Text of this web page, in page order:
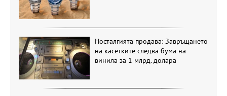
Носталгията продава: Завръщането
на касетките следва бума на
винила за 1 млрд. долара